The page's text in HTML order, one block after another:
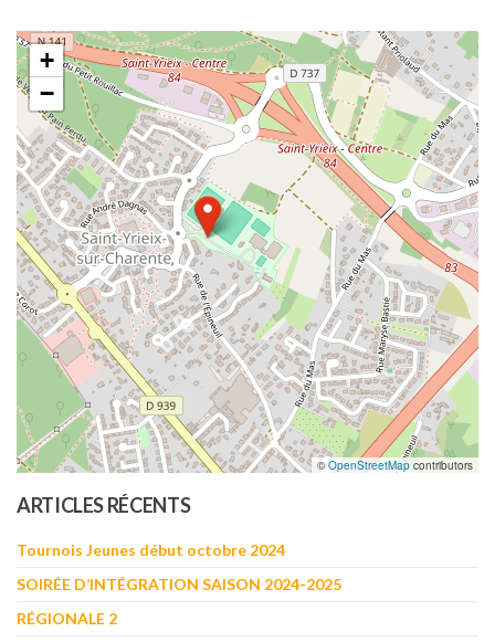
+
−
©OpenStreetMap contributors
ARTICLES RÉCENTS
Tournois Jeunes début octobre 2024
SOIRÉE D’INTÉGRATION SAISON 2024-2025
RÉGIONALE 2